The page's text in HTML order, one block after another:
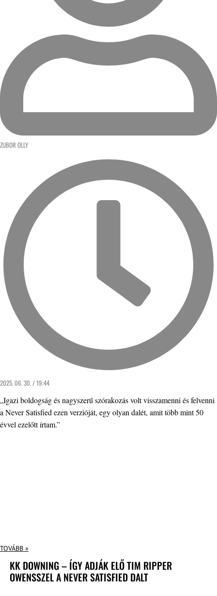
ZUBOR OLLY
2025. 06. 30. / 19:44
„Igazi boldogság és nagyszerű szórakozás volt visszamenni és felvenni
a Never Satisfied ezen verzióját, egy olyan dalét, amit több mint 50
évvel ezelőtt írtam.”
TOVÁBB »
KK DOWNING – ÍGY ADJÁK ELŐ TIM RIPPER
OWENSSZEL A NEVER SATISFIED DALT